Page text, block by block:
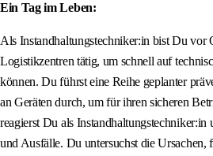
Ein Tag im Leben:
Als Instandhaltungstechniker:in bist Du vor
Logistikzentren tätig, um schnell auf
können. Du führst eine Reihe geplanter
an Geräten durch, um für ihren sicheren
reagierst Du als
und Ausfälle. Du untersuchst die Ursachen,